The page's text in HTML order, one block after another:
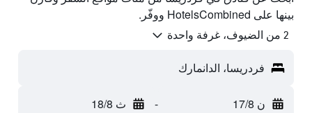
بينها على HotelsCombined ووفّر.
2 من الضيوف، غرفة واحدة
فردريسا، الدانمارك
ن 17/8 - ث 18/8